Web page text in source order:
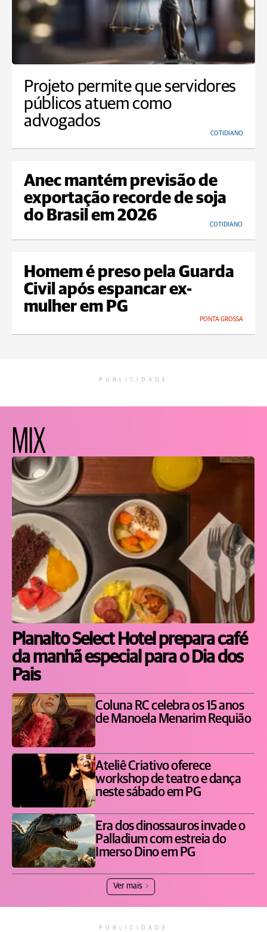
Projeto permite que servidores
públicos atuem como
advogados
COTIDIANO
Anec mantém previsão de
exportação recorde de soja
do Brasil em 2026
COTIDIANO
Homem é preso pela Guarda
Civil após espancar ex-
mulher em PG
PONTA GROSSA
PUBLICIDADE
MIX
Planalto Select Hotel prepara café
da manhã especial para o Dia dos
Pais
Coluna RC celebra os 15 anos
de Manoela Menarim Requião
Ateliê Criativo oferece
workshop de teatro e dança
neste sábado em PG
Era dos dinossauros invade o
Palladium com estreia do
Imerso Dino em PG
Ver mais
PUBLICIDADE